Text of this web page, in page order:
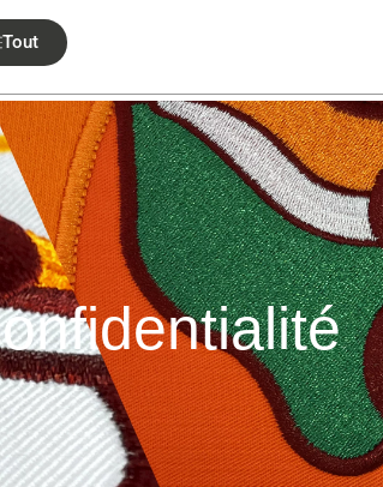
Tout